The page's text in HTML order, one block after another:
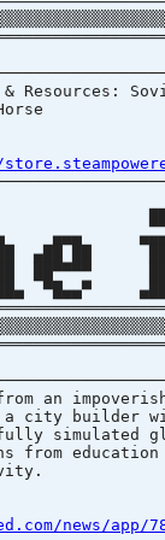
:
:
▄▄▄
▄██ ██
▀█▄▄▀
an
in a city
simulated
from
news/app/